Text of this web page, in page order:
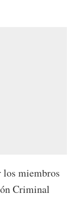
los miembros
Criminal